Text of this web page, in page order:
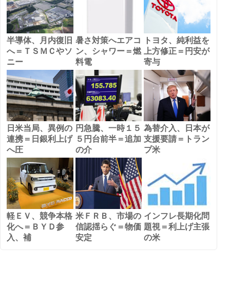
半導体、月内復旧
へ＝ＴＳＭＣやソ
ニー
暑さ対策へエアコ
ン、シャワー＝燃
料電
トヨタ、純利益を
上方修正＝円安が
寄与
日米当局、異例の
連携＝日銀利上げ
へ圧
円急騰、一時１５
５円台前半＝追加
の介
為替介入、日本が
支援要請＝トラン
プ米
軽ＥＶ、競争本格
化へ＝ＢＹＤ参
入、補
米ＦＲＢ、市場の
信認揺らぐ＝物価
安定
インフレ長期化問
題視＝利上げ主張
の米